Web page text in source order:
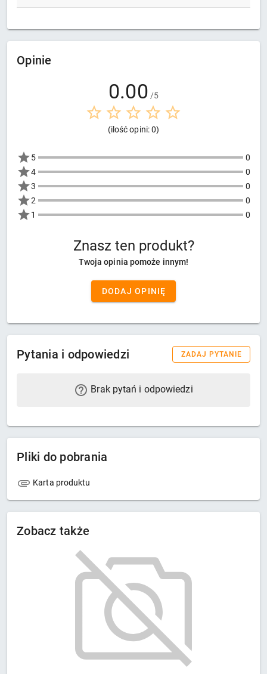
Opinie
0.00 /5
(ilość opini: 0)
5
0
4
0
3
0
2
0
1
0
Znasz ten produkt?
Twoja opinia pomoże innym!
DODAJ OPINIĘ
Pytania i odpowiedzi ZADAJ PYTANIE
Brak pytań i odpowiedzi
Pliki do pobrania
Karta produktu
Zobacz także